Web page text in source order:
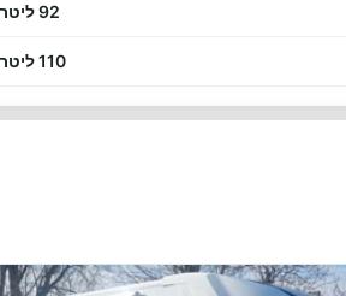
92 ליטר (≈ 24 גלון)
110 ליטר (≈ 29 גלון)